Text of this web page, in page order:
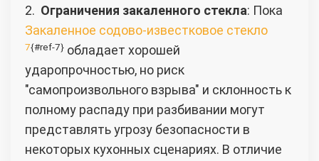
2. Ограничения закаленного стекла: Пока
Закаленное содово-известковое стекло
7{#ref-7} обладает хорошей
ударопрочностью, но риск
"самопроизвольного взрыва" и склонность к
полному распаду при разбивании могут
представлять угрозу безопасности в
некоторых кухонных сценариях. В отличие